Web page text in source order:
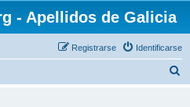
- Apellidos de Galicia
Identificarse
Registrarse